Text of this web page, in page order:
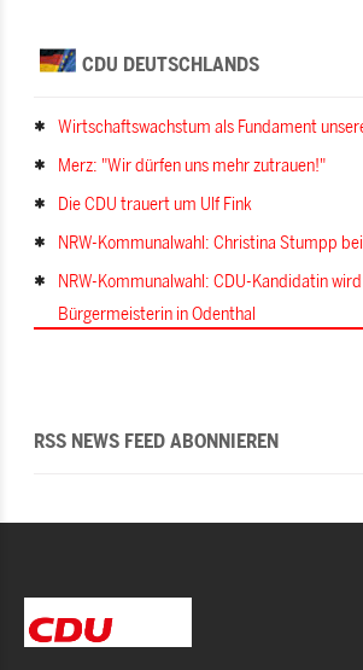
CDU DEUTSCHLANDS
Wirtschaftswachstum als Fundament
Merz: "Wir dürfen uns mehr zutrauen!"
Die CDU trauert um Ulf Fink
NRW-Kommunalwahl: Christina Stumpp
NRW-Kommunalwahl: CDU-Kandidatin
Bürgermeisterin in Odenthal
RSS NEWS FEED ABONNIEREN